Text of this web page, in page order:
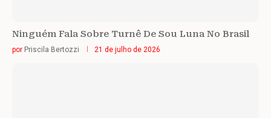
Ninguém Fala Sobre Turnê De Sou Luna No Brasil
por Priscila Bertozzi 21 de julho de 2026